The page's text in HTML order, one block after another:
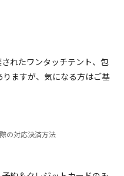
れたワンタッチテント、包
ますが、気になる方はご基
の対応決済方法